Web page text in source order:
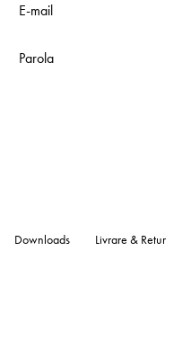
E-mail
Parola
Downloads Livrare & Retur